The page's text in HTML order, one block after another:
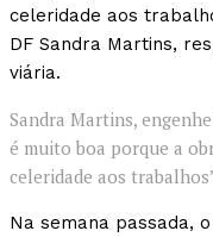
celeridade aos
DF Sandra Martins,
viária.
Sandra Martins,
é muito boa porque a
celeridade aos
Na semana passada,